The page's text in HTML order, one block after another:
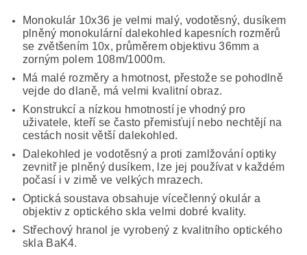
Monokulár 10x36 je velmi malý, vodotěsný, dusíkem
plněný monokulární dalekohled kapesních rozměrů
se zvětšením 10x, průměrem objektivu 36mm a
zorným polem 108m/1000m.
Má malé rozměry a hmotnost, přestože se pohodlně
vejde do dlaně, má velmi kvalitní obraz.
Konstrukcí a nízkou hmotností je vhodný pro
uživatele, kteří se často přemisťují nebo nechtějí na
cestách nosit větší dalekohled.
Dalekohled je vodotěsný a proti zamlžování optiky
zevnitř je plněný dusíkem, lze jej používat v každém
počasí i v zimě ve velkých mrazech.
Optická soustava obsahuje vícečlenný okulár a
objektiv z optického skla velmi dobré kvality.
Střechový hranol je vyrobený z kvalitního optického
skla BaK4.